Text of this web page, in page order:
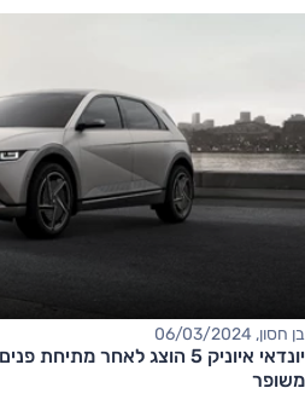
בן חסון, 06/03/2024
יונדאי איוניק 5 הוצג לאחר
משופר